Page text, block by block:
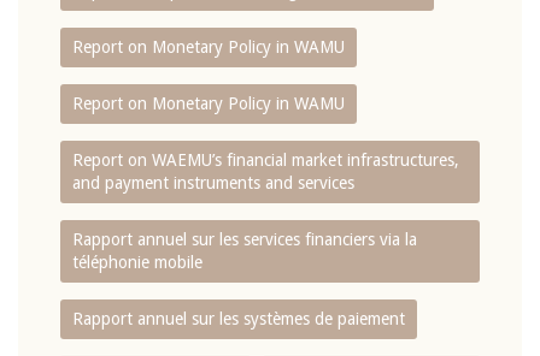
Report on Monetary Policy in WAMU
Report on Monetary Policy in WAMU
Report on WAEMU’s financial market infrastructures,
and payment instruments and services
Rapport annuel sur les services financiers via la
téléphonie mobile
Rapport annuel sur les systèmes de paiement